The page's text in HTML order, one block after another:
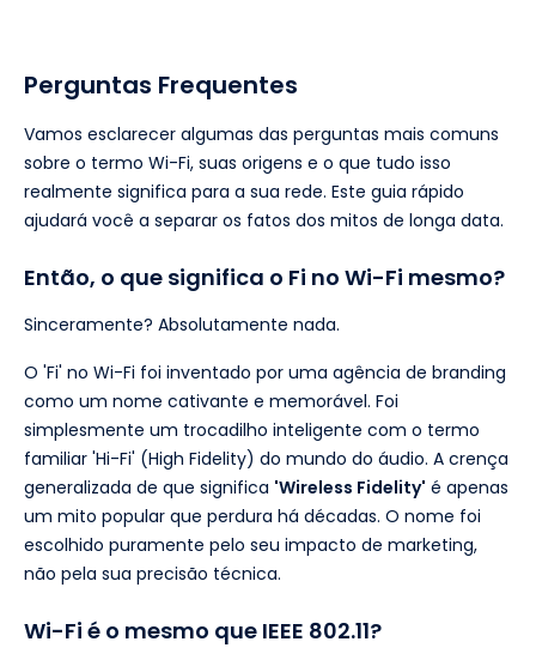
Perguntas Frequentes
Vamos esclarecer algumas das perguntas mais comuns
sobre o termo Wi-Fi, suas origens e o que tudo isso
realmente significa para a sua rede. Este guia rápido
ajudará você a separar os fatos dos mitos de longa data.
Então, o que significa o Fi no Wi-Fi mesmo?
Sinceramente? Absolutamente nada.
O 'Fi' no Wi-Fi foi inventado por uma agência de branding
como um nome cativante e memorável. Foi
simplesmente um trocadilho inteligente com o termo
familiar 'Hi-Fi' (High Fidelity) do mundo do áudio. A crença
generalizada de que significa 'Wireless Fidelity' é apenas
um mito popular que perdura há décadas. O nome foi
escolhido puramente pelo seu impacto de marketing,
não pela sua precisão técnica.
Wi-Fi é o mesmo que IEEE 802.11?